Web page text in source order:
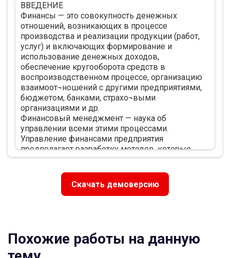
менеджмента в антикризисном финансовом
менеджменте 28
3.1. Краткая характеристика и основные
технико-экономические показатели
деятельности предприятия 28
3.2. Общая оценка финансового состояния 36
3.3. Пути улучшения финансового состояния
путем управления активами, собственным и
заемным капиталом 42
ЗАКЛЮЧЕНИЕ 63
ЛИТЕРАТУРА 66
ПРИЛОЖЕНИЕ 69
ВВЕДЕНИЕ
Финансы — это совокупность денежных
отношений, возникающих в процессе
производства и реализации продукции (работ,
услуг) и включающих формирование и
использование денежных доходов,
обеспечение кругооборота средств в
воспроизводственном процессе, организацию
взаимоот¬ношений с другими предприятиями,
бюджетом, банками, страхо¬выми
организациями и др.
Финансовый менеджмент — наука об
управлении всеми этими процессами.
Управление финансами предприятия
предполагает разработку методов, которые
предприятие ставит перед собой для
которых является обеспечение прочного и
устойчивого финансового состояния.
использование этих критериев с учетом
конкретных условий деятельности предприятия.
Исходной базой для управления финансами
Скачать демоверсию
Похожие работы на данную